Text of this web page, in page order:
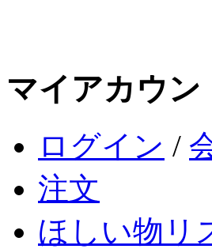
マイアカウン
ログイン /
注文
ほしい物リ